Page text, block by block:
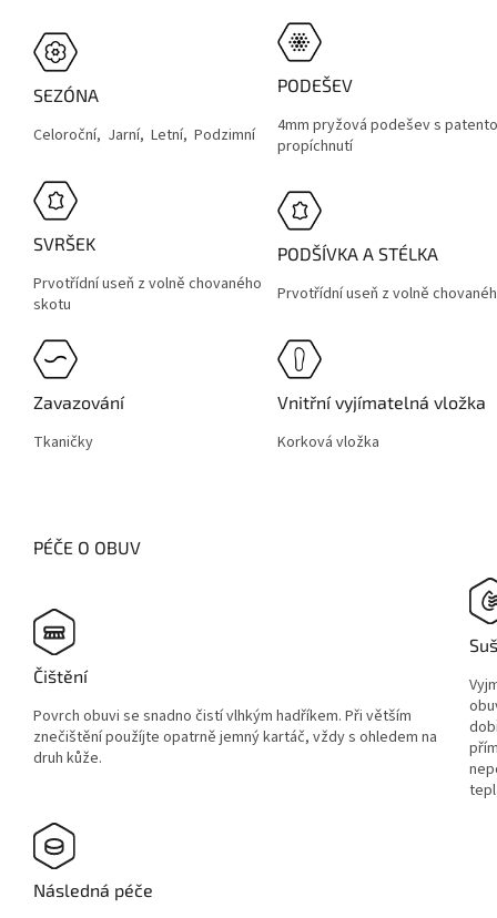
SEZÓNA
Celoroční, Jarní, Letní, Podzimní
PODEŠEV
4mm pryžová podešev s
propíchnutí
SVRŠEK
Prvotřídní useň z volně chovaného
skotu
PODŠÍVKA A STÉLKA
Prvotřídní useň z volně
Zavazování
Tkaničky
Vnitřní vyjímatelná vložka
Korková vložka
PÉČE O OBUV
Čištění
Povrch obuvi se snadno čistí vlhkým hadříkem. Při větším
znečištění použíjte opatrně jemný kartáč, vždy s ohledem na
druh kůže.
Následná péče